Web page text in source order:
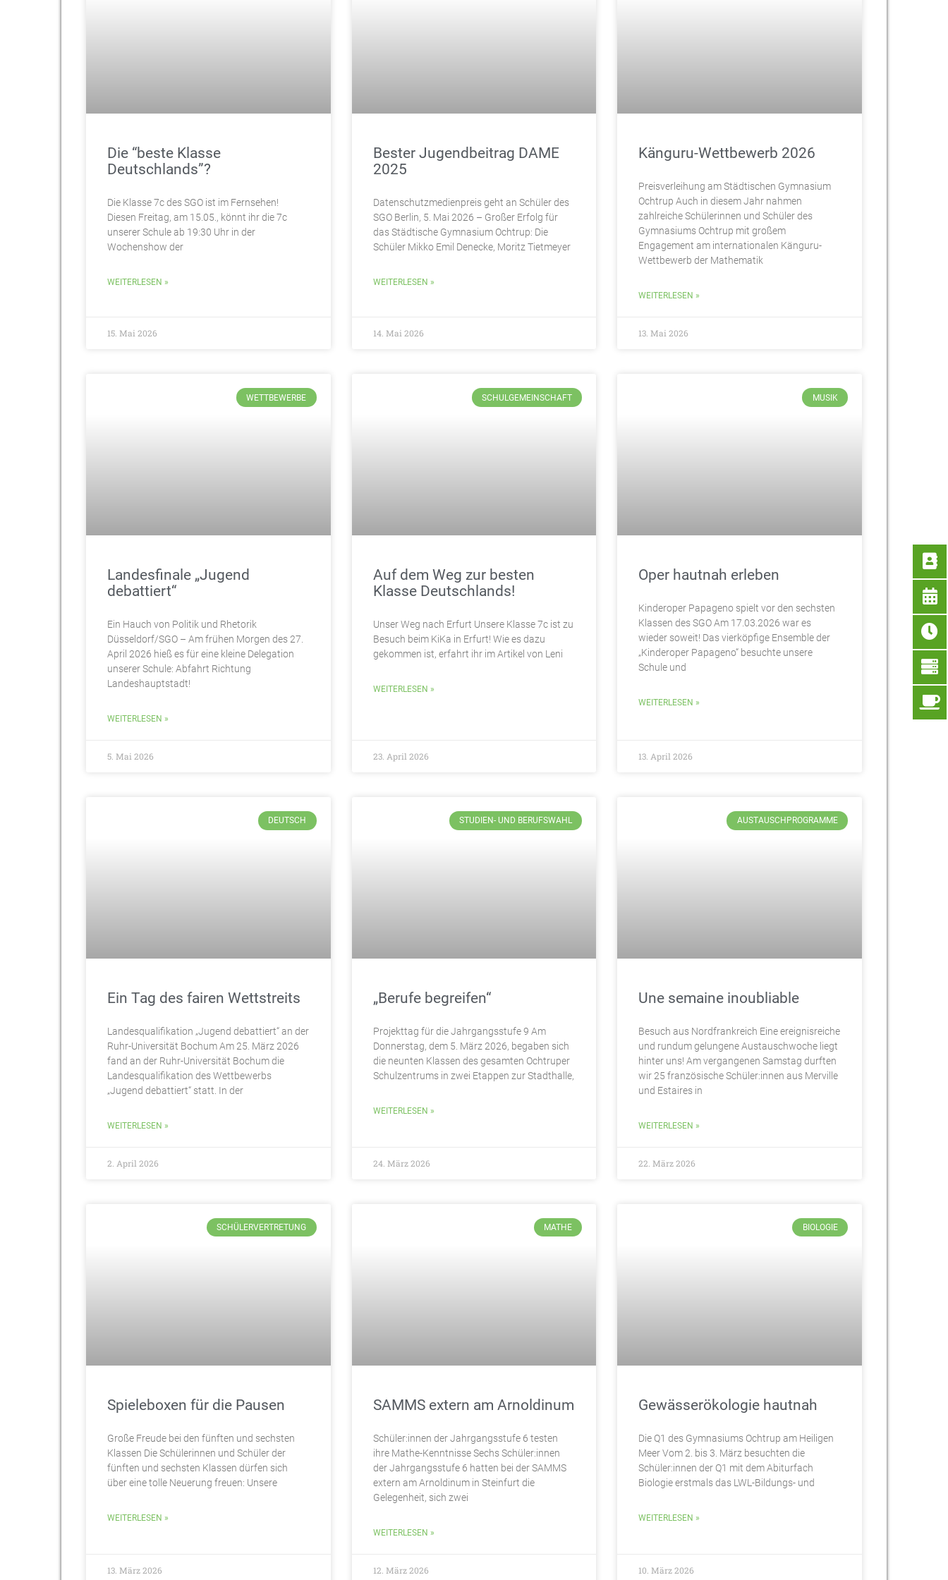
Die “beste Klasse
Deutschlands”?
Die Klasse 7c des SGO ist im Fernsehen!
Diesen Freitag, am 15.05., könnt ihr die 7c
unserer Schule ab 19:30 Uhr in der
Wochenshow der
WEITERLESEN »
15. Mai 2026
Bester Jugendbeitrag DAME
2025
Datenschutzmedienpreis geht an Schüler des
SGO Berlin, 5. Mai 2026 – Großer Erfolg für
das Städtische Gymnasium Ochtrup: Die
Schüler Mikko Emil Denecke, Moritz Tietmeyer
WEITERLESEN »
14. Mai 2026
Känguru-Wettbewerb 2026
Preisverleihung am Städtischen Gymnasium
Ochtrup Auch in diesem Jahr nahmen
zahlreiche Schülerinnen und Schüler des
Gymnasiums Ochtrup mit großem
Engagement am internationalen Känguru-
Wettbewerb der Mathematik
WEITERLESEN »
13. Mai 2026
WETTBEWERBE
Landesfinale „Jugend
debattiert“
Ein Hauch von Politik und Rhetorik
Düsseldorf/SGO – Am frühen Morgen des 27.
April 2026 hieß es für eine kleine Delegation
unserer Schule: Abfahrt Richtung
Landeshauptstadt!
WEITERLESEN »
5. Mai 2026
SCHULGEMEINSCHAFT
Auf dem Weg zur besten
Klasse Deutschlands!
Unser Weg nach Erfurt Unsere Klasse 7c ist zu
Besuch beim KiKa in Erfurt! Wie es dazu
gekommen ist, erfahrt ihr im Artikel von Leni
WEITERLESEN »
23. April 2026
MUSIK
Oper hautnah erleben
Kinderoper Papageno spielt vor den sechsten
Klassen des SGO Am 17.03.2026 war es
wieder soweit! Das vierköpfige Ensemble der
„Kinderoper Papageno“ besuchte unsere
Schule und
WEITERLESEN »
13. April 2026
DEUTSCH
Ein Tag des fairen Wettstreits
Landesqualifikation „Jugend debattiert“ an der
Ruhr-Universität Bochum Am 25. März 2026
fand an der Ruhr-Universität Bochum die
Landesqualifikation des Wettbewerbs
„Jugend debattiert“ statt. In der
WEITERLESEN »
2. April 2026
STUDIEN- UND BERUFSWAHL
„Berufe begreifen“
Projekttag für die Jahrgangsstufe 9 Am
Donnerstag, dem 5. März 2026, begaben sich
die neunten Klassen des gesamten Ochtruper
Schulzentrums in zwei Etappen zur Stadthalle,
WEITERLESEN »
24. März 2026
AUSTAUSCHPROGRAMME
Une semaine inoubliable
Besuch aus Nordfrankreich Eine ereignisreiche
und rundum gelungene Austauschwoche liegt
hinter uns! Am vergangenen Samstag durften
wir 25 französische Schüler:innen aus Merville
und Estaires in
WEITERLESEN »
22. März 2026
SCHÜLERVERTRETUNG
Spieleboxen für die Pausen
Große Freude bei den fünften und sechsten
Klassen Die Schülerinnen und Schüler der
fünften und sechsten Klassen dürfen sich
über eine tolle Neuerung freuen: Unsere
WEITERLESEN »
13. März 2026
MATHE
SAMMS extern am Arnoldinum
Schüler:innen der Jahrgangsstufe 6 testen
ihre Mathe-Kenntnisse Sechs Schüler:innen
der Jahrgangsstufe 6 hatten bei der SAMMS
extern am Arnoldinum in Steinfurt die
Gelegenheit, sich zwei
WEITERLESEN »
12. März 2026
BIOLOGIE
Gewässerökologie hautnah
Die Q1 des Gymnasiums Ochtrup am Heiligen
Meer Vom 2. bis 3. März besuchten die
Schüler:innen der Q1 mit dem Abiturfach
Biologie erstmals das LWL-Bildungs- und
WEITERLESEN »
10. März 2026